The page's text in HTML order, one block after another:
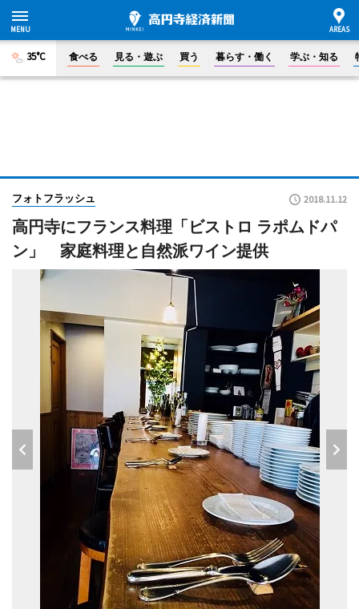
35°C 食べる 見る・遊ぶ 買う 暮らす・働く 学ぶ・知る
フォトフラッシュ 2018.11.12
高円寺にフランス料理「ビストロ ラポムドパ
ン」 家庭料理と自然派ワイン提供